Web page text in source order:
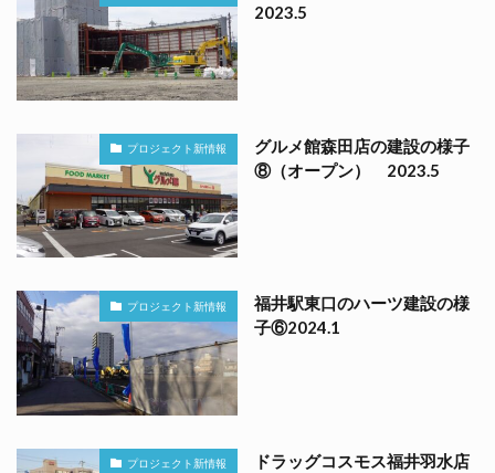
2023.5
プロジェクト新情報
グルメ館森田店の建設の様子
⑧（オープン） 2023.5
プロジェクト新情報
福井駅東口のハーツ建設の様
子⑥2024.1
プロジェクト新情報
ドラッグコスモス福井羽水店